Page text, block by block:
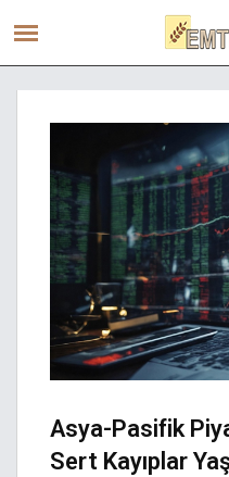
Asya-Pasifik
Sert Kayıplar